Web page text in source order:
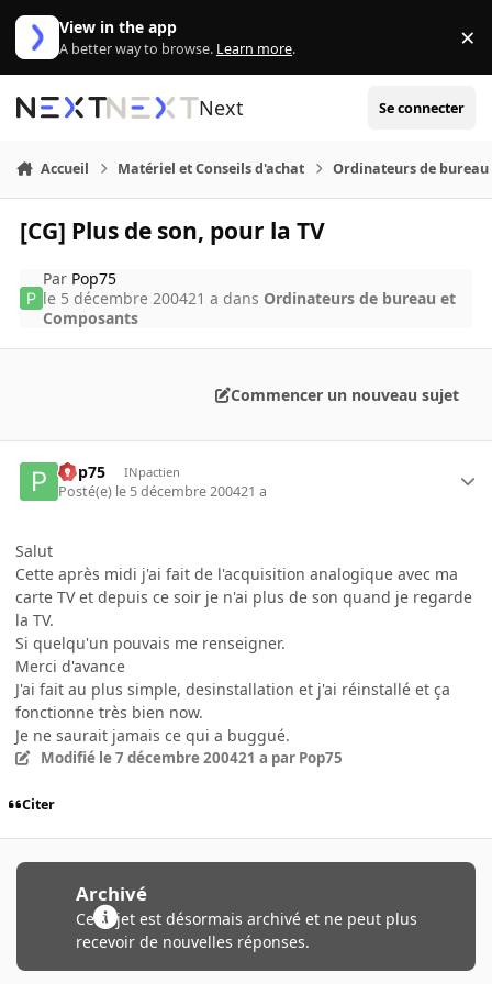
Aller au contenu
View in the app
A better way to browse. Learn more. ×
Next Se connecter
Accueil Matériel et Conseils d'achat Ordinateurs de bureau
[CG] Plus de son, pour la TV
Par Pop75
le 5 décembre 200421 a dans Ordinateurs de bureau et
Composants
Commencer un nouveau sujet
Pop75 INpactien
Posté(e) le 5 décembre 200421 a
Salut
Cette après midi j'ai fait de l'acquisition analogique avec ma
carte TV et depuis ce soir je n'ai plus de son quand je regarde
la TV.
Si quelqu'un pouvais me renseigner.
Merci d'avance
J'ai fait au plus simple, desinstallation et j'ai réinstallé et ça
fonctionne très bien now.
Je ne saurait jamais ce qui a buggué.
Modifié le 7 décembre 200421 a par Pop75
Citer
Archivé
Ce sujet est désormais archivé et ne peut plus
recevoir de nouvelles réponses.